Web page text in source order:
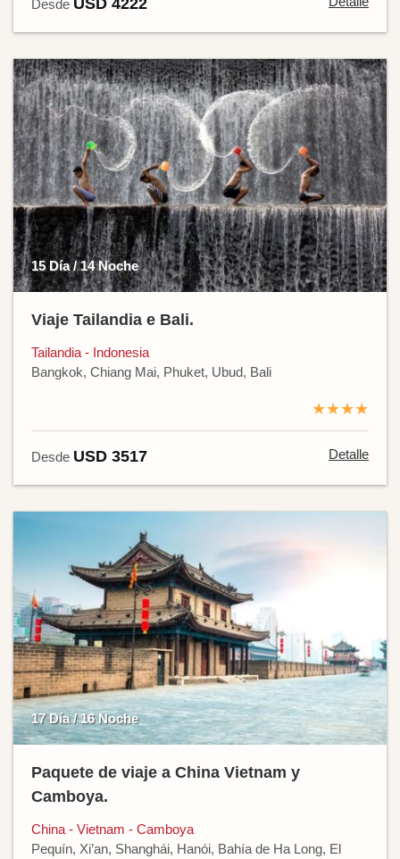
Desde USD 4222
15 Día / 14 Noche
Viaje Tailandia e Bali.
Tailandia - Indonesia
Bangkok, Chiang Mai, Phuket, Ubud, Bali
★★★★
Desde USD 3517 Detalle
17 Día / 16 Noche
Paquete de viaje a China Vietnam y
Camboya.
China - Vietnam - Camboya
Pequín, Xi’an, Shanghái, Hanói, Bahía de Ha Long, El